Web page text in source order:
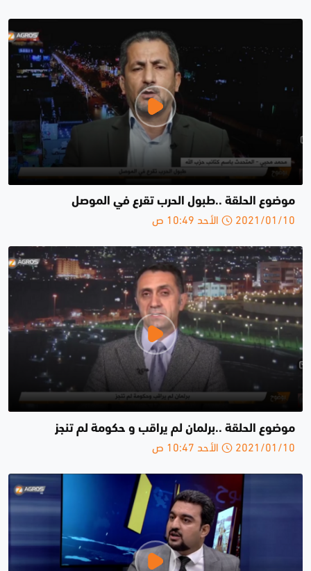
موضوع الحلقة ..طبول الحرب تقرع في الموصل
2021/01/10 الأحد 10:49 ص
موضوع الحلقة ..برلمان لم يراقب و حكومة لم تنجز
2021/01/10 الأحد 10:47 ص